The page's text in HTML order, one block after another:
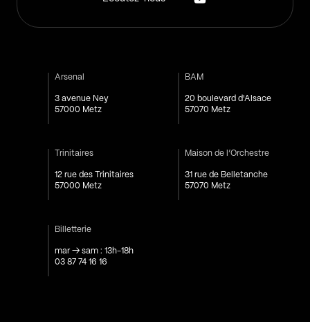
Arsenal
3 avenue Ney
57000 Metz
BAM
20 boulevard d'Alsace
57070 Metz
Trinitaires
12 rue des Trinitaires
57000 Metz
Maison de l’Orchestre
31 rue de Belletanche
57070 Metz
Billetterie
mar → sam : 13h-18h
03 87 74 16 16